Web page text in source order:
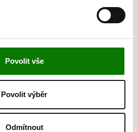
Povolit vše
Povolit výběr
Odmítnout
KATEGORIE PRODUKTŮ